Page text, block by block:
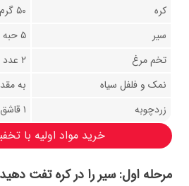
کره
۵۰ گرم
سیر
۵ حبه
تخم مرغ
۲ عدد
نمک و فلفل سیاه
به
زردچوبه
۱ قاشق غذاخوری
خرید مواد اولیه با
مرحله اول: سیر را در کره تفت دهید